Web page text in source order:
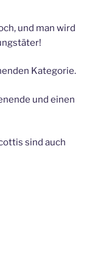
und man wird
Kategorie.
und einen
sind auch